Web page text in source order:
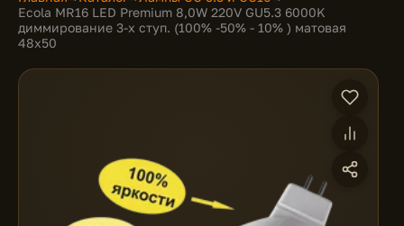
Ecola MR16 LED Premium 8,0W 220V GU5.3 6000K
диммирование 3-х ступ. (100% -50% - 10% ) матовая
48x50